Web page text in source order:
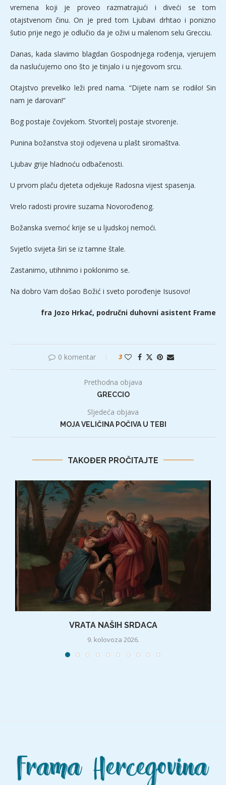
vremena koji je proveo razmatrajući i diveći se tom
otajstvenom činu. On je pred tom Ljubavi drhtao i ponizno
šutio prije nego je odlučio da je oživi u malenom selu Grecciu.
Danas, kada slavimo blagdan Gospodnjega rođenja, vjerujem
da naslućujemo ono što je tinjalo i u njegovom srcu.
Otajstvo preveliko leži pred nama. “Dijete nam se rodilo! Sin
nam je darovan!”
Bog postaje čovjekom. Stvoritelj postaje stvorenje.
Punina božanstva stoji odjevena u plašt siromaštva.
Ljubav grije hladnoću odbačenosti.
U prvom plaču djeteta odjekuje Radosna vijest spasenja.
Vrelo radosti provire suzama Novorođenog.
Božanska svemoć krije se u ljudskoj nemoći.
Svjetlo svijeta širi se iz tamne štale.
Zastanimo, utihnimo i poklonimo se.
Na dobro Vam došao Božić i sveto porođenje Isusovo!
fra Jozo Hrkać, područni duhovni asistent Frame
0 komentar 3
Prethodna objava
GRECCIO
Sljedeća objava
MOJA VELIČINA POČIVA U TEBI
TAKOĐER PROČITAJTE
VRATA NAŠIH SRDACA
9. kolovoza 2026.